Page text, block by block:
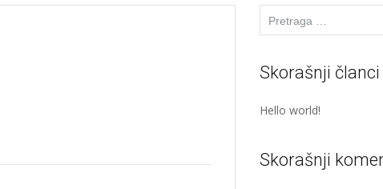
za:
Skorašnji članci
Hello world!
Skorašnji